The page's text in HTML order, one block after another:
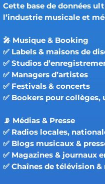
Cette base de données
l’industrie musicale et
🎤 Musique & Booking
✅ Labels & maisons de
✅ Studios
✅ Managers d’artistes
✅ Festivals & concerts
✅ Bookers pour
📡 Médias & Presse
✅ Radios locales,
✅ Blogs musicaux &
✅ Magazines & journaux
✅ Chaînes de télévision